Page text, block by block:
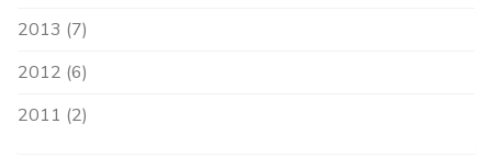
2013 (7)
2012 (6)
2011 (2)